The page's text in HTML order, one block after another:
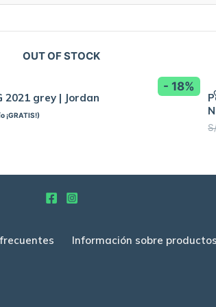
- 18%
OUT OF STOCK
2021 grey | Jordan
¡GRATIS!)
Información sobre productos